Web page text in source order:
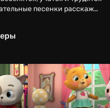
песенки расскажут
другом.